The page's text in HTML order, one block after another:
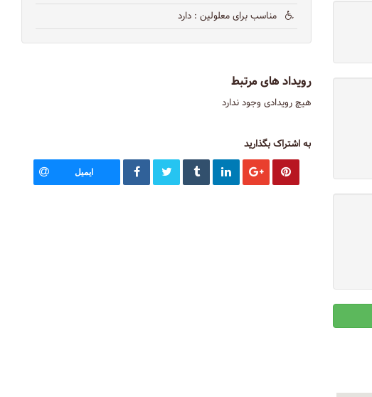
مناسب برای معلولین : دارد
رویداد های مرتبط
هیچ رویدادی وجود ندارد
به اشتراک بگذارید
ایمیل